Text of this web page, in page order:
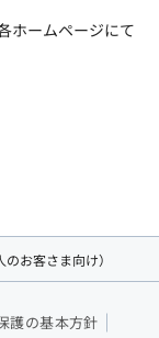
ホームページにて
お客さま向け）
護の基本方針